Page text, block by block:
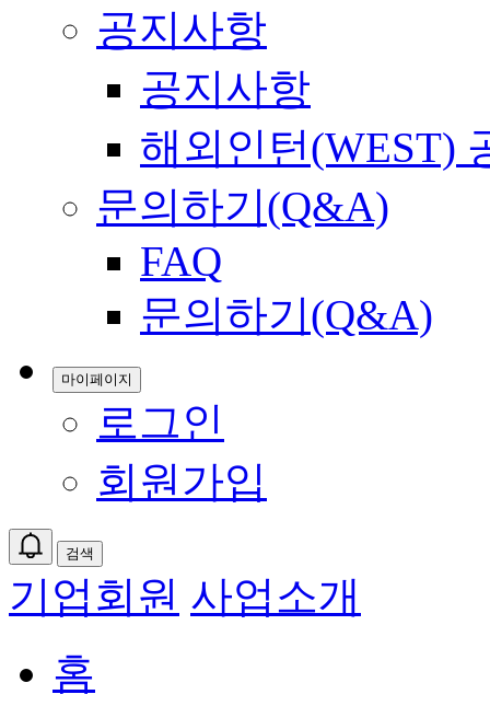
공지사항
공지사항
해외인턴(WEST)
문의하기(Q&A)
FAQ
문의하기(Q&A)
마이페이지
로그인
회원가입
검색
기업회원 사업소개
홈